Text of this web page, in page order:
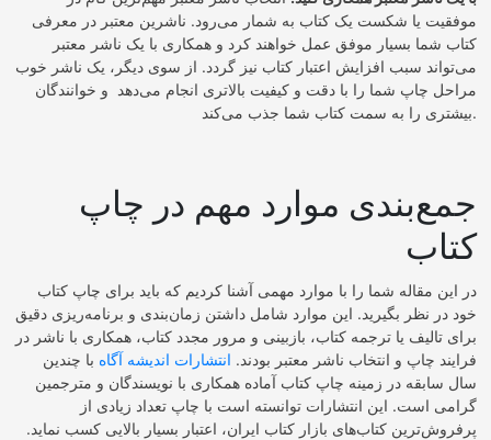
موفقیت یا شکست یک کتاب به شمار می‌رود. ناشرین معتبر در معرفی
کتاب شما بسیار موفق عمل خواهند کرد و همکاری با یک ناشر معتبر
می‌تواند سبب افزایش اعتبار کتاب نیز گردد. از سوی دیگر، یک ناشر خوب
مراحل چاپ شما را با دقت و کیفیت بالاتری انجام می‌دهد و خوانندگان
بیشتری را به سمت کتاب شما جذب می‌کند.
جمع‌بندی موارد مهم در چاپ
کتاب
در این مقاله شما را با موارد مهمی آشنا کردیم که باید برای چاپ کتاب
خود در نظر بگیرید. این موارد شامل داشتن زمان‌بندی و برنامه‌ریزی دقیق
برای تالیف یا ترجمه کتاب، بازبینی و مرور مجدد کتاب، همکاری با ناشر در
فرایند چاپ و انتخاب ناشر معتبر بودند. انتشارات اندیشه آگاه با چندین
سال سابقه در زمینه چاپ کتاب آماده همکاری با نویسندگان و مترجمین
گرامی است. این انتشارات توانسته است با چاپ تعداد زیادی از
پرفروش‌ترین کتاب‌های بازار کتاب ایران، اعتبار بسیار بالایی کسب نماید.